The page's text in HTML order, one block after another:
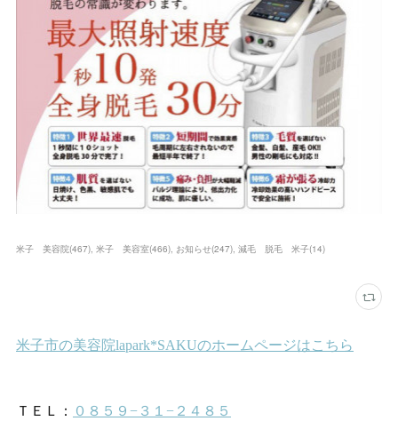
米子 美容院(467) 米子 美容室(466) お知らせ(247) 減毛 脱毛 米子(14)